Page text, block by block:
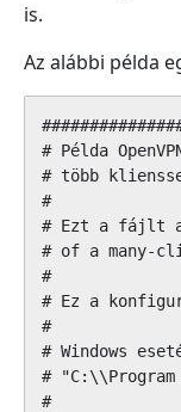
is.
Az alábbi példa
# Példa
# több
#
# Ezt a fájlt a
# of a
#
# Ez a
#
# Windows
#